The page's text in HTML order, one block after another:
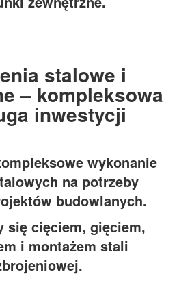
stalowe i
– kompleksowa
inwestycji
wykonanie
na potrzeby
budowlanych.
się cięciem, gięciem,
i montażem stali